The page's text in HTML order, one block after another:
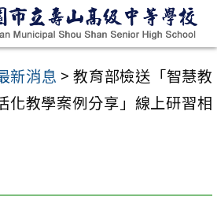
新消息 > 教育部檢送「智慧教
教學案例分享」線上研習相